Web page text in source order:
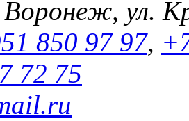
Воронеж, ул.
850 97 97,
72 75